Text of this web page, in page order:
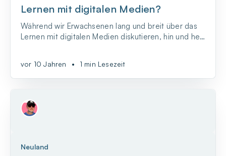
Lernen mit digitalen Medien?
Während wir Erwachsenen lang und breit über das
Lernen mit digitalen Medien diskutieren, hin und her
kann, nach praktisches Lösungen suchen oder doch
lieber das heilige Papierbuch lobpreisen, während...
vor 10 Jahren • 1 min Lesezeit
Neuland